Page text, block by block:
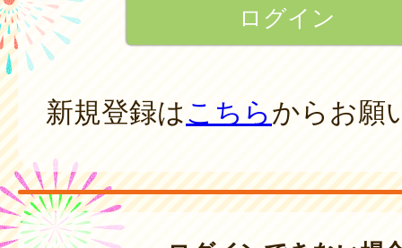
新規登録はこちらからお願